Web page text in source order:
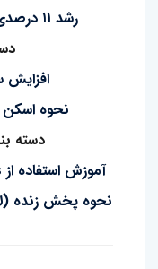
رشد ۱۱ درصدی درآمد کمپانی مایکروسافت
افزایش
نحوه اسکن
دسته
آموزش استفاده از Add Yours در استوری اینستاگرام
نحوه پخش زنده